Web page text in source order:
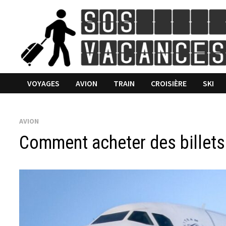
VOYAGES AVION TRAIN CROISIÈRE SKI
AVION
Comment acheter des